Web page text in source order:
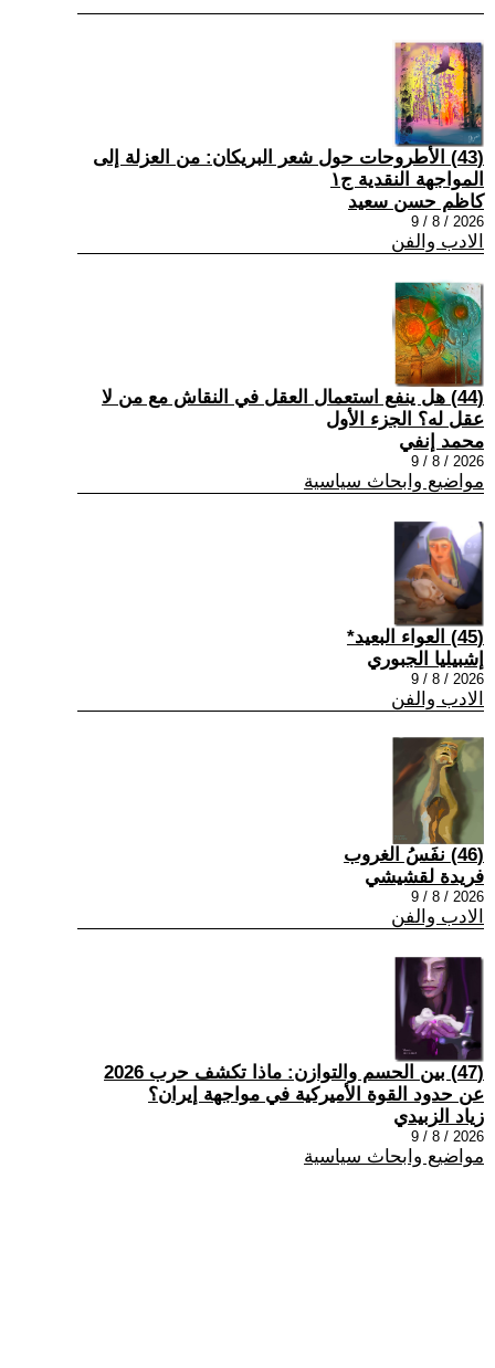
(43) الأطروحات حول شعر البريكان: من العزلة إلى
المواجهة النقدية ج١
كاظم حسن سعيد
2026 / 8 / 9
الادب والفن
(44) هل ينفع استعمال العقل في النقاش مع من لا
عقل له؟ الجزء الأول
محمد إنفي
2026 / 8 / 9
مواضيع وابحاث سياسية
(45) العواء البعيد*
إشبيليا الجبوري
2026 / 8 / 9
الادب والفن
(46) نفَسُ الغروب
فريدة لقشيشي
2026 / 8 / 9
الادب والفن
(47) بين الحسم والتوازن: ماذا تكشف حرب 2026
عن حدود القوة الأميركية في مواجهة إيران؟
زياد الزبيدي
2026 / 8 / 9
مواضيع وابحاث سياسية